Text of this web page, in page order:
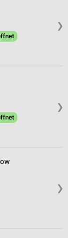
❯
❯
❯